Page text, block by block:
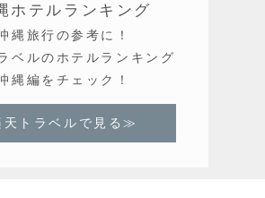
ホテルランキング
縄旅行の参考に！
ベルのホテルランキング
縄編をチェック！
天トラベルで見る≫